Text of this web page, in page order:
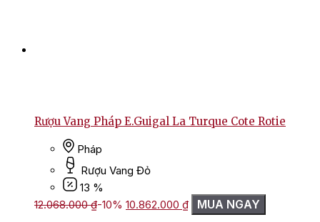
Rượu Vang Pháp E.Guigal La Turque Cote Rotie
Pháp
Rượu Vang Đỏ
13 %
12.068.000₫-10% Giá
gốc
10.862.000 ₫Giá
hiện
MUA NGAY